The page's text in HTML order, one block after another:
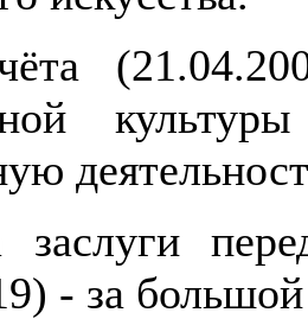
заслуги
- за